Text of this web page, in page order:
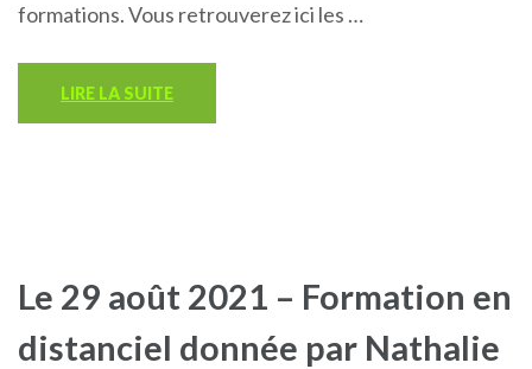
formations. Vous retrouverez ici les …
LIRE LA SUITE
Le 29 août 2021 – Formation en
distanciel donnée par Nathalie